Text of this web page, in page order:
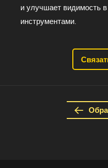
и улучшает видимость
инструментами.